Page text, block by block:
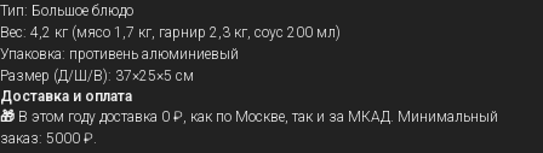
Тип: Большое блюдо
Вес: 4,2 кг (мясо 1,7 кг, гарнир 2,3 кг, соус 200 мл)
Упаковка: противень алюминиевый
Размер (Д/Ш/В): 37×25×5 см
Доставка и оплата
🎁 В этом году доставка 0 ₽, как по Москве, так и за МКАД. Минимальный
заказ: 5000 ₽.